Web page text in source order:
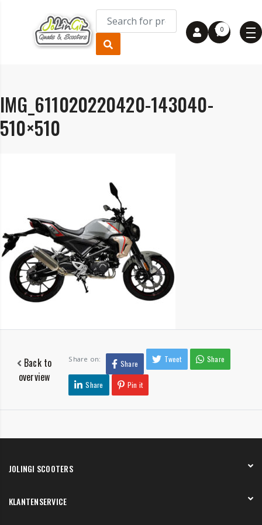
0
IMG_611020220420-143040-
510×510
Back to
overview
Share on: Share Tweet Share
Share Pin it
JOLINGI SCOOTERS
Onze showroom
KLANTENSERVICE